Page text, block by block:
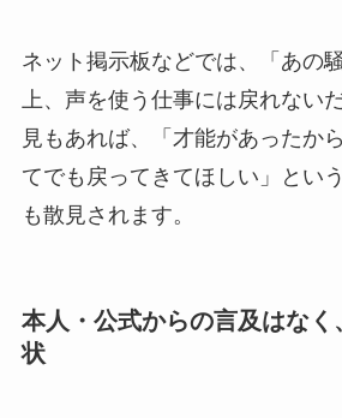
ネット掲示板などでは、「あの
上、声を使う仕事には戻れない
見もあれば、「才能があったか
てでも戻ってきてほしい」とい
も散見されます。
本人・公式からの言及はなく
状